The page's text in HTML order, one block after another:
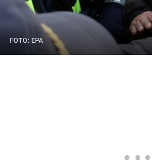
FOTO: EPA